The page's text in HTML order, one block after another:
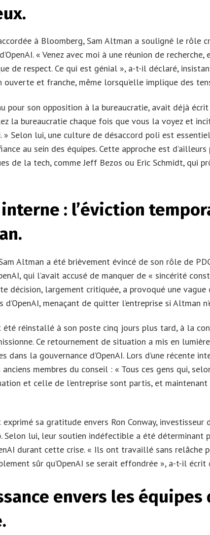
à Bloomberg, Sam Altman a souligné le rôle
« Venez avec moi à une réunion de
de respect. Ce qui est génial », a-t-il déclaré,
ouverte et franche, même lorsqu’elle implique des
pour son opposition à la bureaucratie, avait déjà
la bureaucratie chaque fois que vous la voyez et
» Selon lui, une culture de désaccord poli est
au sein des équipes. Cette approche est d’ailleurs
de la tech, comme Jeff Bezos ou Eric Schmidt, qui
: l’éviction
Altman a été brièvement évincé de son rôle de
qui l’avait accusé de manquer de « sincérité
décision, largement critiquée, a provoqué une
menaçant de quitter l’entreprise si Altman
réinstallé à son poste cinq jours plus tard, à la
Ce retournement de situation a mis en
la gouvernance d’OpenAI. Lors d’une récente
membres du conseil : « Tous ces gens qui,
et celle de l’entreprise sont partis, et
sa gratitude envers Ron Conway, investisseur
Selon lui, leur soutien indéfectible a été déterminant
durant cette crise. « Ils ont travaillé sans relâche
sûr qu’OpenAI se serait effondrée », a-t-il
envers les équipes